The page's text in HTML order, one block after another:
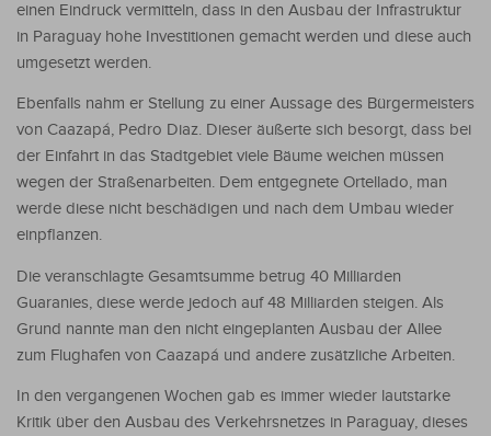
einen Eindruck vermitteln, dass in den Ausbau der Infrastruktur
in Paraguay hohe Investitionen gemacht werden und diese auch
umgesetzt werden.
Ebenfalls nahm er Stellung zu einer Aussage des Bürgermeisters
von Caazapá, Pedro Diaz. Dieser äußerte sich besorgt, dass bei
der Einfahrt in das Stadtgebiet viele Bäume weichen müssen
wegen der Straßenarbeiten. Dem entgegnete Ortellado, man
werde diese nicht beschädigen und nach dem Umbau wieder
einpflanzen.
Die veranschlagte Gesamtsumme betrug 40 Milliarden
Guaranies, diese werde jedoch auf 48 Milliarden steigen. Als
Grund nannte man den nicht eingeplanten Ausbau der Allee
zum Flughafen von Caazapá und andere zusätzliche Arbeiten.
In den vergangenen Wochen gab es immer wieder lautstarke
Kritik über den Ausbau des Verkehrsnetzes in Paraguay, dieses